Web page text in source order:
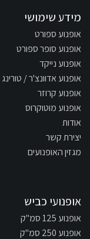
מידע שימושי
אופנוע ספורט
אופנוע סופר ספורט
אופנוע נייקד
אופנוע אדוונצ'ר / טורינג
אופנוע קרוזר
אופנוע מוטוקרוס
אודות
יצירת קשר
מגזין האופנועים
אופנועי כביש
אופנוע 125 סמ"ק
אופנוע 250 סמ"ק